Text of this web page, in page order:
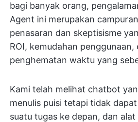
bagi banyak orang,
Agent ini merupakan
penasaran dan skeptisisme
ROI, kemudahan
penghematan waktu yang
Kami telah melihat chatbot
menulis puisi tetapi tidak
suatu tugas ke depan, dan